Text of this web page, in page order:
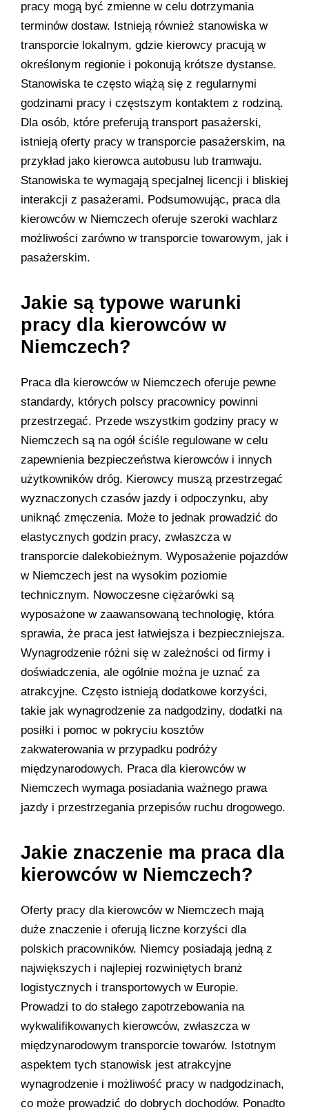
pracy mogą być zmienne w celu dotrzymania
terminów dostaw. Istnieją również stanowiska w
transporcie lokalnym, gdzie kierowcy pracują w
określonym regionie i pokonują krótsze dystanse.
Stanowiska te często wiążą się z regularnymi
godzinami pracy i częstszym kontaktem z rodziną.
Dla osób, które preferują transport pasażerski,
istnieją oferty pracy w transporcie pasażerskim, na
przykład jako kierowca autobusu lub tramwaju.
Stanowiska te wymagają specjalnej licencji i bliskiej
interakcji z pasażerami. Podsumowując, praca dla
kierowców w Niemczech oferuje szeroki wachlarz
możliwości zarówno w transporcie towarowym, jak i
pasażerskim.
Jakie są typowe warunki
pracy dla kierowców w
Niemczech?
Praca dla kierowców w Niemczech oferuje pewne
standardy, których polscy pracownicy powinni
przestrzegać. Przede wszystkim godziny pracy w
Niemczech są na ogół ściśle regulowane w celu
zapewnienia bezpieczeństwa kierowców i innych
użytkowników dróg. Kierowcy muszą przestrzegać
wyznaczonych czasów jazdy i odpoczynku, aby
uniknąć zmęczenia. Może to jednak prowadzić do
elastycznych godzin pracy, zwłaszcza w
transporcie dalekobieżnym. Wyposażenie pojazdów
w Niemczech jest na wysokim poziomie
technicznym. Nowoczesne ciężarówki są
wyposażone w zaawansowaną technologię, która
sprawia, że praca jest łatwiejsza i bezpieczniejsza.
Wynagrodzenie różni się w zależności od firmy i
doświadczenia, ale ogólnie można je uznać za
atrakcyjne. Często istnieją dodatkowe korzyści,
takie jak wynagrodzenie za nadgodziny, dodatki na
posiłki i pomoc w pokryciu kosztów
zakwaterowania w przypadku podróży
międzynarodowych. Praca dla kierowców w
Niemczech wymaga posiadania ważnego prawa
jazdy i przestrzegania przepisów ruchu drogowego.
Jakie znaczenie ma praca dla
kierowców w Niemczech?
Oferty pracy dla kierowców w Niemczech mają
duże znaczenie i oferują liczne korzyści dla
polskich pracowników. Niemcy posiadają jedną z
największych i najlepiej rozwiniętych branż
logistycznych i transportowych w Europie.
Prowadzi to do stałego zapotrzebowania na
wykwalifikowanych kierowców, zwłaszcza w
międzynarodowym transporcie towarów. Istotnym
aspektem tych stanowisk jest atrakcyjne
wynagrodzenie i możliwość pracy w nadgodzinach,
co może prowadzić do dobrych dochodów. Ponadto